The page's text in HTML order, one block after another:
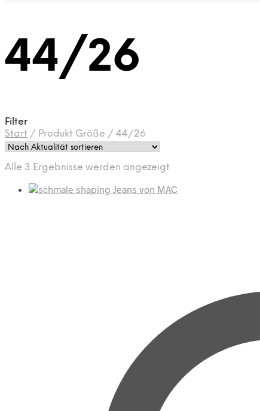
44/26
Filter
Start / Produkt Größe / 44/26
Alle 3 Ergebnisse werden angezeigt
sortiert